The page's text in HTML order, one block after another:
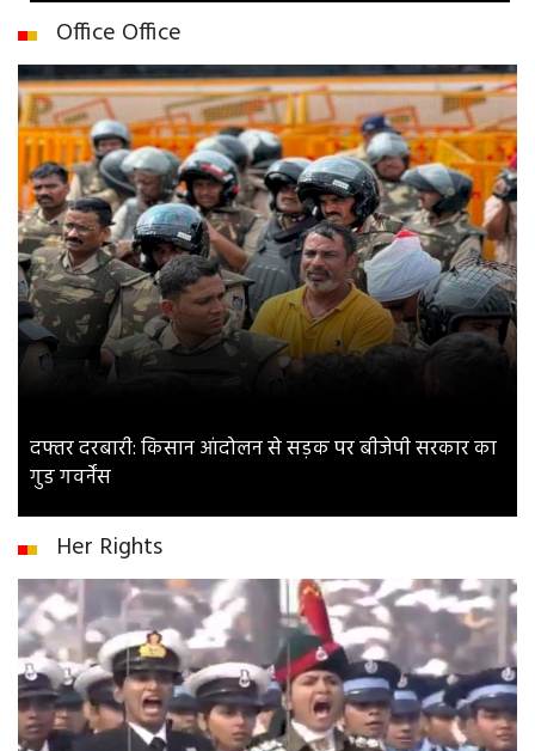
Office Office
दफ्तर दरबारी: किसान आंदोलन से सड़क पर बीजेपी सरकार का
गुड गवर्नेंस
Her Rights